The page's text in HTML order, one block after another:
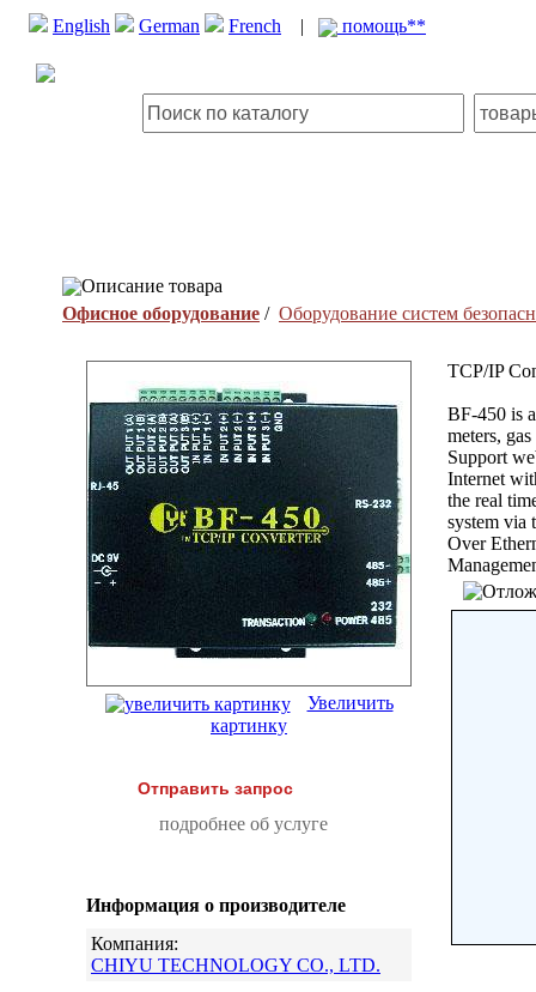
English German French | помощь**
Описание товара
Офисное оборудование / Оборудование систем
Увеличить
картинку
Отправить запрос
подробнее об услуге
Информация о производителе
Компания:
CHIYU TECHNOLOGY CO., LTD.
TCP/IP
BF-450 is
meters,
Support
Internet
the real
system via
Over